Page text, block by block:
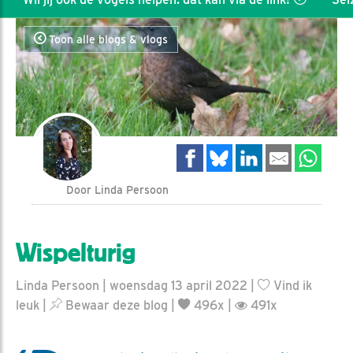
Toon alle blogs & vlogs
Door Linda Persoon
Wispelturig
Linda Persoon | woensdag 13 april 2022 |
Vind ik
leuk
Bewaar deze blog 496x | 491x